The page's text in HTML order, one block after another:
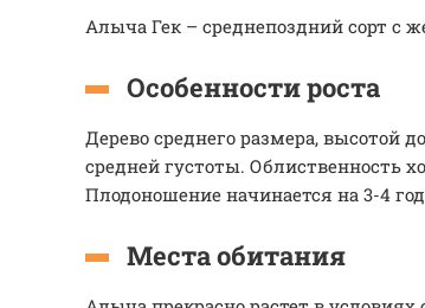
Алыча Гек – среднепоздний сорт
Особенности роста
Дерево среднего размера, высотой
средней густоты. Облиственность
Плодоношение начинается на 3-4
Места обитания